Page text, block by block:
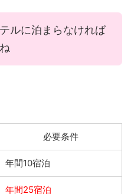
ルに泊まらなければ
必要条件
年間10宿泊
年間25宿泊